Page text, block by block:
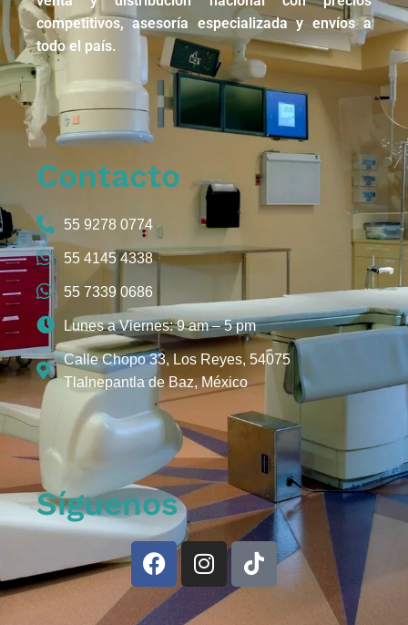
competitivos, asesoría especializada y envíos a
todo el país.
Contacto
55 9278 0774
55 4145 4338
55 7339 0686
Lunes a Viernes: 9 am – 5 pm
Calle Chopo 33, Los Reyes, 54075
Tlalnepantla de Baz, México
Síguenos